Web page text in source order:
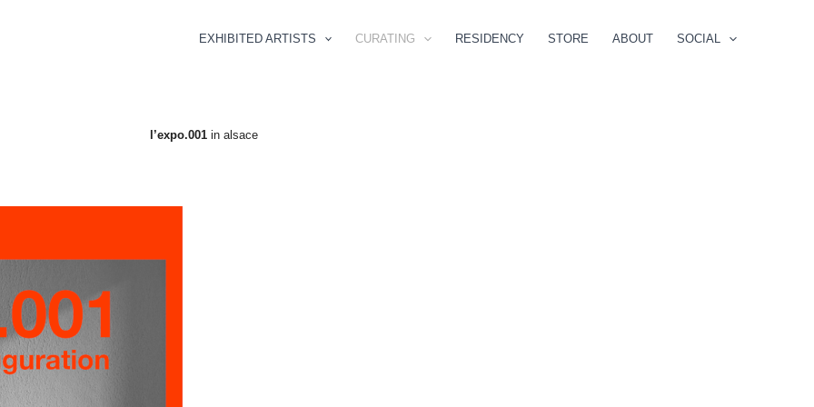
EXHIBITED ARTISTS CURATING RESIDENCY STORE ABOUT SOCIAL
l’expo.001in alsace